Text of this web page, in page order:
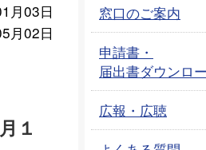
月03日
月02日
１
窓口のご案内
申請書・
届出書ダウンロ
広報・広聴